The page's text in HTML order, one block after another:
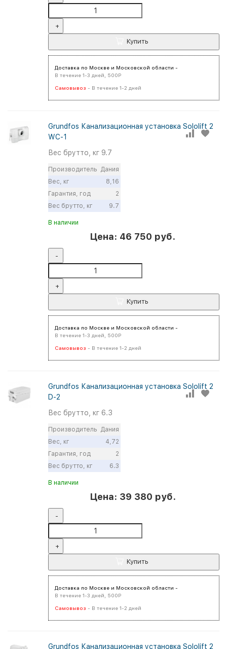
+
Купить
Доставка по Москве и Московской области -
В течение 1-3 дней, 500Р
Самовывоз - В течение 1-2 дней
Grundfos Канализационная установка Sololift 2
WC-1
Вес брутто, кг 9.7
Производитель Дания
Вес, кг
8,16
Гарантия, год
2
Вес брутто, кг
9.7
В наличии
Цена: 46 750 руб.
-
+
Купить
Доставка по Москве и Московской области -
В течение 1-3 дней, 500Р
Самовывоз - В течение 1-2 дней
Grundfos Канализационная установка Sololift 2
D-2
Вес брутто, кг 6.3
Производитель Дания
Вес, кг
4,72
Гарантия, год
2
Вес брутто, кг
6.3
В наличии
Цена: 39 380 руб.
-
+
Купить
Доставка по Москве и Московской области -
В течение 1-3 дней, 500Р
Самовывоз - В течение 1-2 дней
Grundfos Канализационная установка Sololift 2